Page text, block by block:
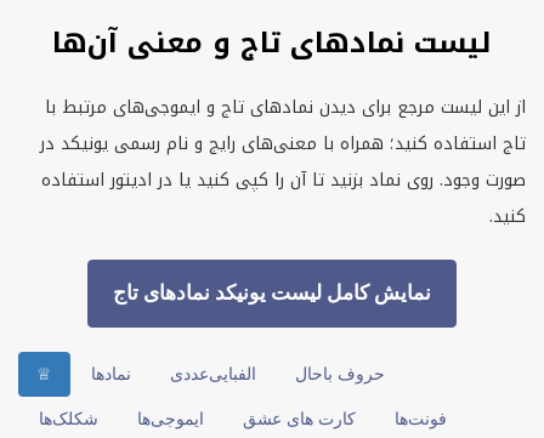
لیست نمادهای تاج و معنی آن‌ها
از این لیست مرجع برای دیدن نمادهای تاج و ایموجی‌های مرتبط با
تاج استفاده کنید؛ همراه با معنی‌های رایج و نام رسمی یونیکد در
صورت وجود. روی نماد بزنید تا آن را کپی کنید یا در ادیتور استفاده
کنید.
نمایش کامل لیست یونیکد نمادهای تاج
♕ نمادها الفبایی‌عددی حروف باحال
شکلک‌ها ایموجی‌ها کارت های عشق فونت‌ها